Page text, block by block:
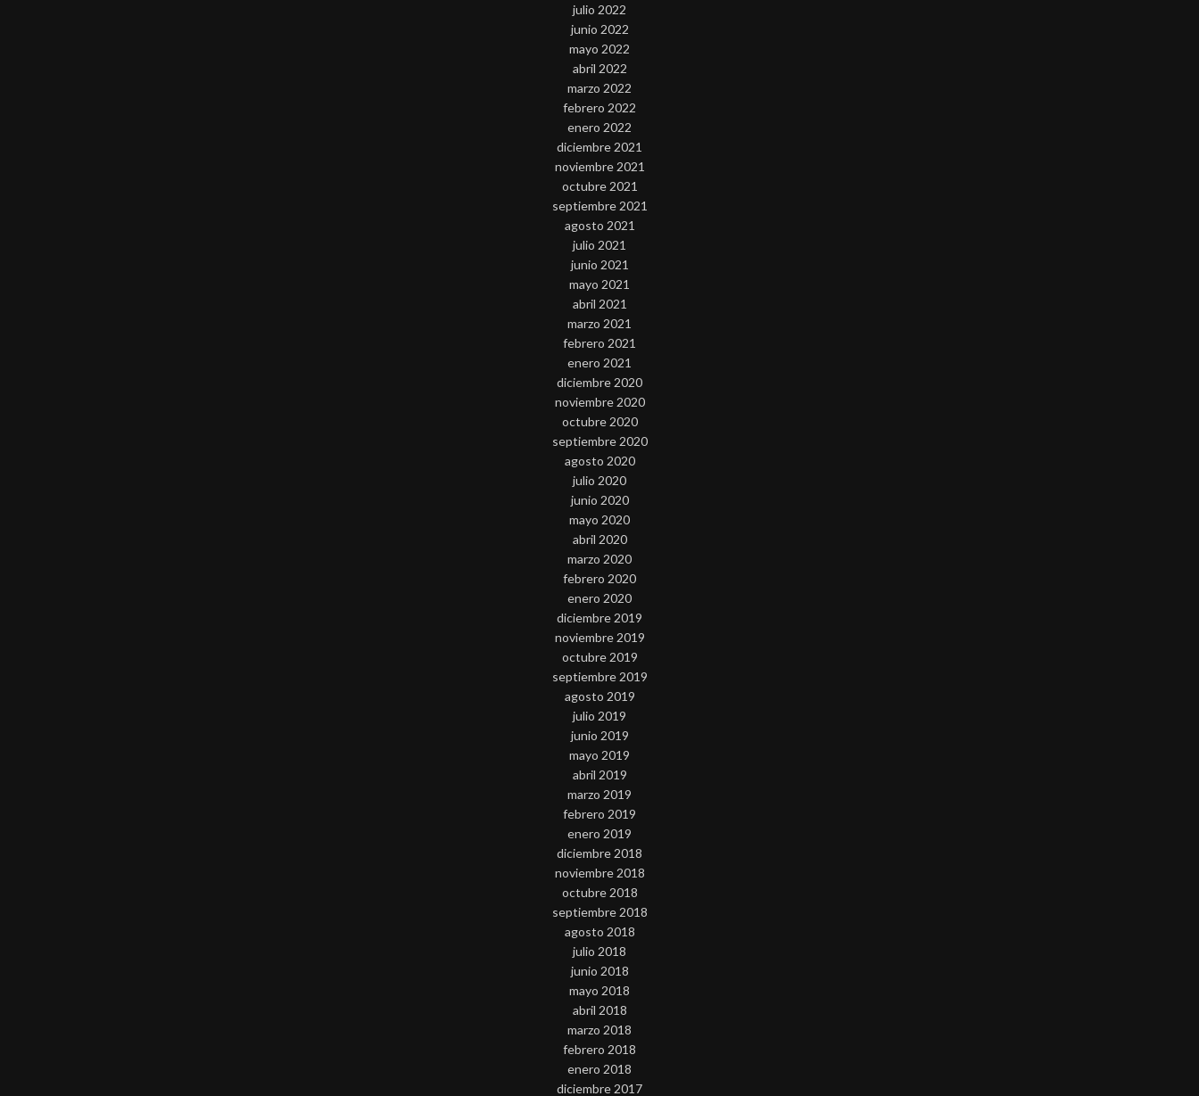
julio 2022
junio 2022
mayo 2022
abril 2022
marzo 2022
febrero 2022
enero 2022
diciembre 2021
noviembre 2021
octubre 2021
septiembre 2021
agosto 2021
julio 2021
junio 2021
mayo 2021
abril 2021
marzo 2021
febrero 2021
enero 2021
diciembre 2020
noviembre 2020
octubre 2020
septiembre 2020
agosto 2020
julio 2020
junio 2020
mayo 2020
abril 2020
marzo 2020
febrero 2020
enero 2020
diciembre 2019
noviembre 2019
octubre 2019
septiembre 2019
agosto 2019
julio 2019
junio 2019
mayo 2019
abril 2019
marzo 2019
febrero 2019
enero 2019
diciembre 2018
noviembre 2018
octubre 2018
septiembre 2018
agosto 2018
julio 2018
junio 2018
mayo 2018
abril 2018
marzo 2018
febrero 2018
enero 2018
diciembre 2017